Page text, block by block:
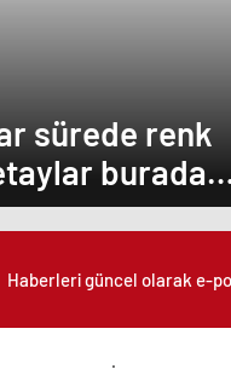
sürede renk
Haberleri güncel olarak e-